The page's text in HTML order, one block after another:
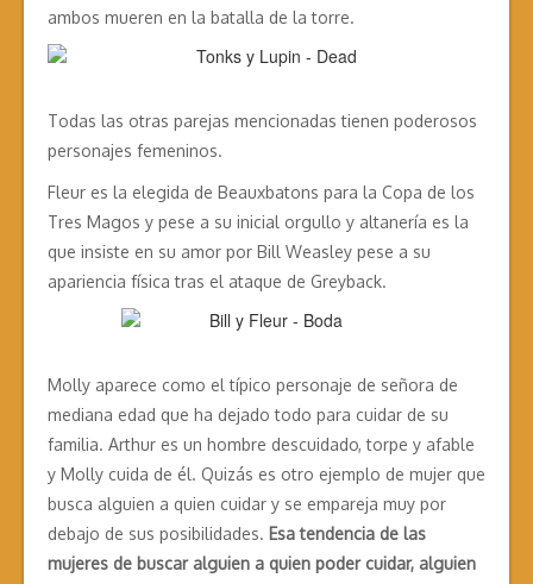
ambos mueren en la batalla de la torre.
Todas las otras parejas mencionadas tienen poderosos
personajes femeninos.
Fleur es la elegida de Beauxbatons para la Copa de los
Tres Magos y pese a su inicial orgullo y altanería es la
que insiste en su amor por Bill Weasley pese a su
apariencia física tras el ataque de Greyback.
Molly aparece como el típico personaje de señora de
mediana edad que ha dejado todo para cuidar de su
familia. Arthur es un hombre descuidado, torpe y afable
y Molly cuida de él. Quizás es otro ejemplo de mujer que
busca alguien a quien cuidar y se empareja muy por
debajo de sus posibilidades. Esa tendencia de las
mujeres de buscar alguien a quien poder cuidar, alguien